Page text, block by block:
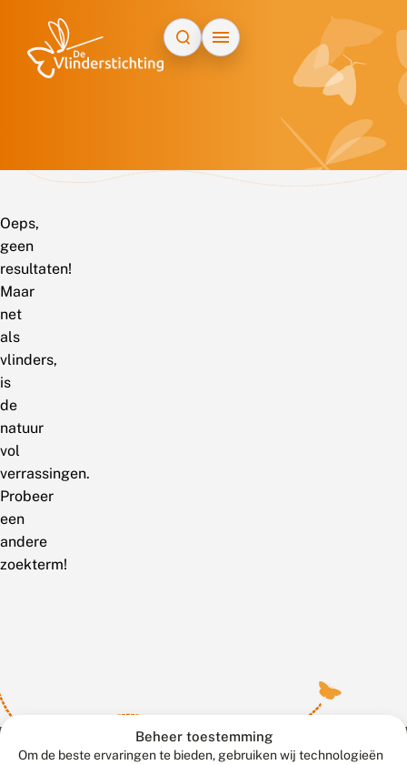
Beheer toestemming
Om de beste ervaringen te bieden, gebruiken wij technologieën
Oeps,
geen
resultaten!
Maar
net
als
vlinders,
is
de
natuur
vol
verrassingen.
Probeer
een
andere
zoekterm!